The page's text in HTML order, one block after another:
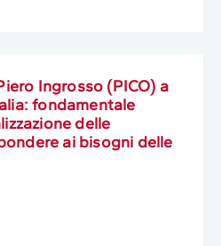
Ingrosso (PICO) a
fondamentale
delle
ai bisogni delle